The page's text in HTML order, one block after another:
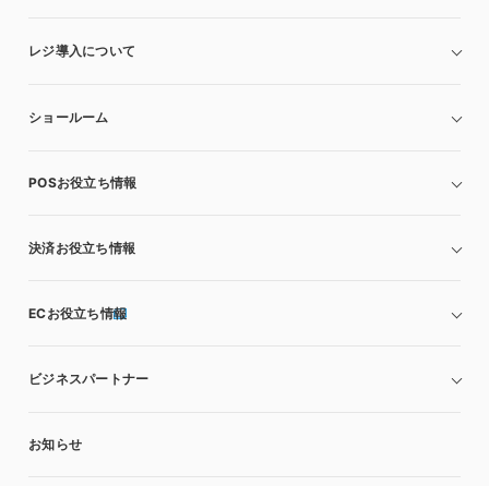
レジ導入について
ショールーム
POSお役立ち情報
決済お役立ち情報
ECお役立ち情報
ビジネスパートナー
お知らせ